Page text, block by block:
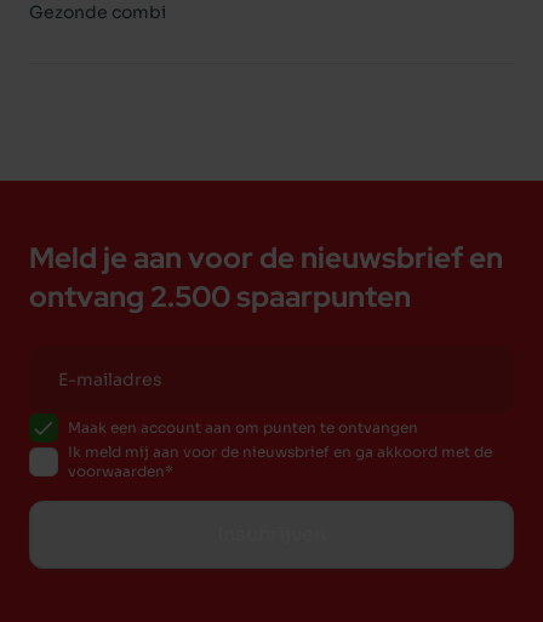
Gezonde combi
Meld je aan voor de nieuwsbrief en
ontvang 2.500 spaarpunten
Maak een account aan om punten te ontvangen
Ik meld mij aan voor de nieuwsbrief en ga akkoord met de
voorwaarden